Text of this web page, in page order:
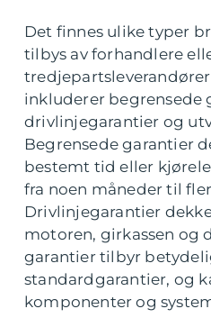
Det finnes ulike typer
tilbys av forhandlere
inkluderer begrensede
drivlinjegarantier og
Begrensede garantier
bestemt tid eller
fra noen måneder til
Drivlinjegarantier
motoren, girkassen og
garantier tilbyr
standardgarantier, og
komponenter og